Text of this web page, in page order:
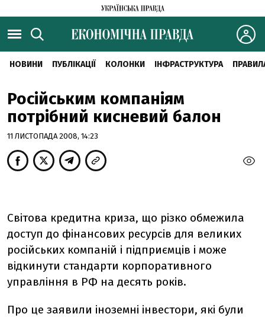
НОВИНИ ПУБЛІКАЦІЇ КОЛОНКИ ІНФРАСТРУКТУРА
Російським компаніям
потрібний кисневий балон
11 ЛИСТОПАДА 2008, 14:23
Світова кредитна криза, що різко обмежила
доступ до фінансових ресурсів для великих
російських компаній і підприємців і може
відкинути стандарти корпоративного
управління в РФ на десять років.
Про це заявили іноземні інвестори, які були